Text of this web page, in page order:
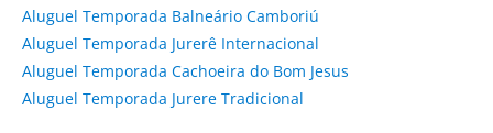
Aluguel Temporada Balneário Camboriú
Aluguel Temporada Jurerê Internacional
Aluguel Temporada Cachoeira do Bom Jesus
Aluguel Temporada Jurere Tradicional